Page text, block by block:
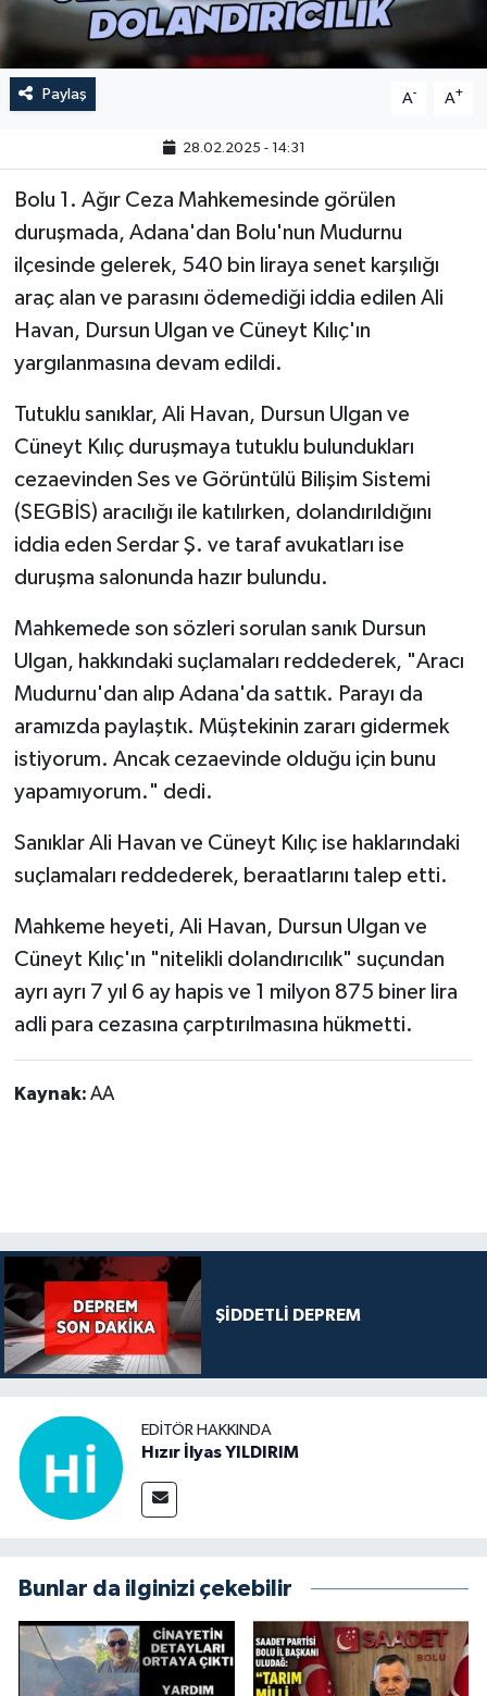
Paylaş A- A+
28.02.2025 - 14:31
Bolu 1. Ağır Ceza Mahkemesinde görülen
duruşmada, Adana'dan Bolu'nun Mudurnu
ilçesinde gelerek, 540 bin liraya senet karşılığı
araç alan ve parasını ödemediği iddia edilen Ali
Havan, Dursun Ulgan ve Cüneyt Kılıç'ın
yargılanmasına devam edildi.
Tutuklu sanıklar, Ali Havan, Dursun Ulgan ve
Cüneyt Kılıç duruşmaya tutuklu bulundukları
cezaevinden Ses ve Görüntülü Bilişim Sistemi
(SEGBİS) aracılığı ile katılırken, dolandırıldığını
iddia eden Serdar Ş. ve taraf avukatları ise
duruşma salonunda hazır bulundu.
Mahkemede son sözleri sorulan sanık Dursun
Ulgan, hakkındaki suçlamaları reddederek, "Aracı
Mudurnu'dan alıp Adana'da sattık. Parayı da
aramızda paylaştık. Müştekinin zararı gidermek
istiyorum. Ancak cezaevinde olduğu için bunu
yapamıyorum." dedi.
Sanıklar Ali Havan ve Cüneyt Kılıç ise haklarındaki
suçlamaları reddederek, beraatlarını talep etti.
Mahkeme heyeti, Ali Havan, Dursun Ulgan ve
Cüneyt Kılıç'ın "nitelikli dolandırıcılık" suçundan
ayrı ayrı 7 yıl 6 ay hapis ve 1 milyon 875 biner lira
adli para cezasına çarptırılmasına hükmetti.
Kaynak: AA
ŞİDDETLİ DEPREM
EDITÖR HAKKINDA
Hızır İlyas YILDIRIM
Bunlar da ilginizi çekebilir